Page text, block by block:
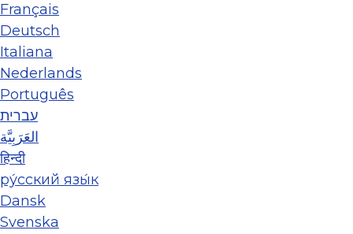
Français
Deutsch
Italiana
Nederlands
Português
עברית
العَرَبِيَّة
हिन्दी
ру́сский язы́к
Dansk
Svenska